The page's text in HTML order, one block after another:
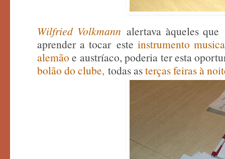
Wilfried Volkmann alertava àqueles que
aprender a tocar este instrumento
alemão e austríaco, poderia ter esta
bolão do clube, todas asterças feiras à